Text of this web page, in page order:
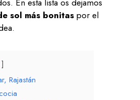
En esta lista os dejamos
sol más bonitas por el
Rajastán